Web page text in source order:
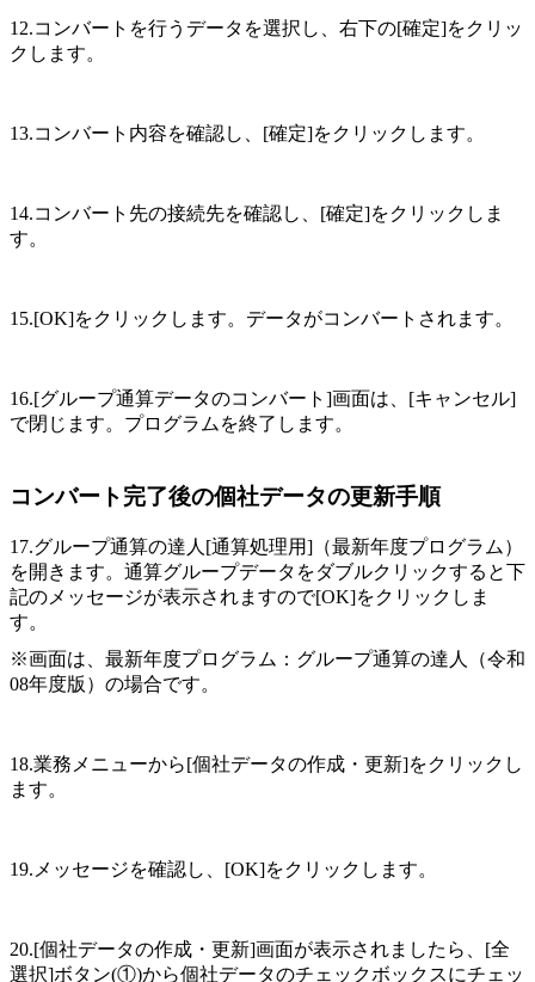
12.コンバートを行うデータを選択し、右下の[確定]をクリッ
クします。
13.コンバート内容を確認し、[確定]をクリックします。
14.コンバート先の接続先を確認し、[確定]をクリックしま
す。
15.[OK]をクリックします。データがコンバートされます。
16.[グループ通算データのコンバート]画面は、[キャンセル]
で閉じます。プログラムを終了します。
コンバート完了後の個社データの更新手順
17.グループ通算の達人[通算処理用]（最新年度プログラム）
を開きます。通算グループデータをダブルクリックすると下
記のメッセージが表示されますので[OK]をクリックしま
す。
※画面は、最新年度プログラム：グループ通算の達人（令和
08年度版）の場合です。
18.業務メニューから[個社データの作成・更新]をクリックし
ます。
19.メッセージを確認し、[OK]をクリックします。
20.[個社データの作成・更新]画面が表示されましたら、[全
選択]ボタン(①)から個社データのチェックボックスにチェッ